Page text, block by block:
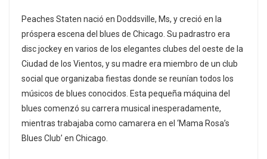
Peaches Staten nació en Doddsville, Ms, y creció en la
próspera escena del blues de Chicago. Su padrastro era
disc jockey en varios de los elegantes clubes del oeste de la
Ciudad de los Vientos, y su madre era miembro de un club
social que organizaba fiestas donde se reunían todos los
músicos de blues conocidos. Esta pequeña máquina del
blues comenzó su carrera musical inesperadamente,
mientras trabajaba como camarera en el ‘Mama Rosa’s
Blues Club’ en Chicago.